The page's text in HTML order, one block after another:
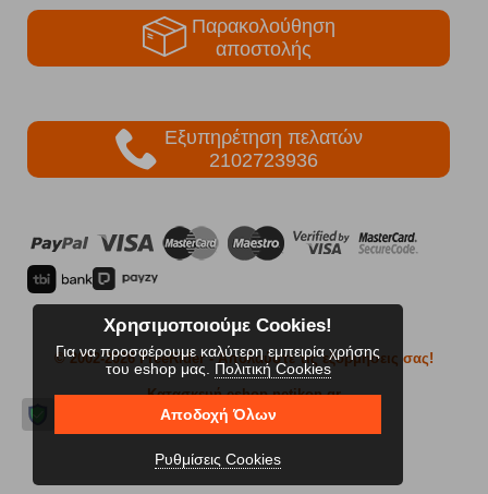
Παρακολούθηση
αποστολής
Εξυπηρέτηση πελατών
2102723936
© 2002-2026 FreeRider- Απολαύστε τις εξορμήσεις σας!
Κατασκευή eshop netikon.gr
Χρησιμοποιούμε Cookies!
Για να προσφέρουμε καλύτερη εμπειρία χρήσης
του eshop μας. Πολιτική Cookies
Αποδοχή Όλων
Ρυθμίσεις Cookies